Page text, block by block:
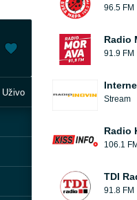
Uživo
96.5 FM
Radio
91.9 FM
Stream
Radio
106.1
TDI
91.8 FM